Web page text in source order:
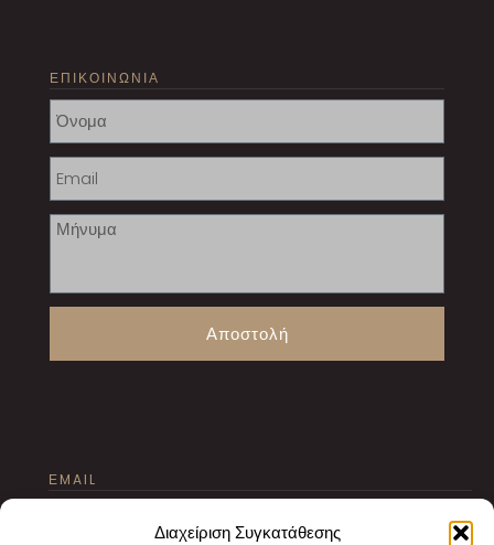
Διαχείριση Συγκατάθεσης
ΕΠΙΚΟΙΝΩΝΙΑ
Αποστολή
ΕMAIL
texnourgeio@gmail.com